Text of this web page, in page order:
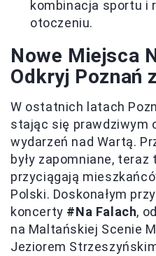
kombinacja sportu i
otoczeniu.
Nowe Miejsca
Odkryj Poznań
W ostatnich latach
stając się prawdziwym
wydarzeń nad Wartą.
były zapomniane,
przyciągają
Polski. Doskonałym
koncerty #Na Falach,
na Maltańskiej Scenie
Jeziorem